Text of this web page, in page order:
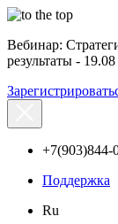
Вебинар:
результаты - 19.08
+7(903)844-
Поддержка
Ru